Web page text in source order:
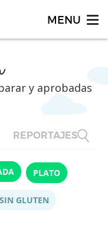
y aprobadas
REPORTAJES
PLATO
SIN GLUTEN